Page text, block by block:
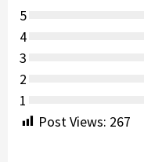
5
4
3
2
1
Post Views: 267